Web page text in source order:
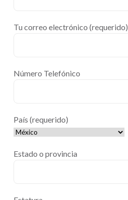
Tu correo electrónico (requerido)
Número Telefónico
País (requerido)
Estado o provincia